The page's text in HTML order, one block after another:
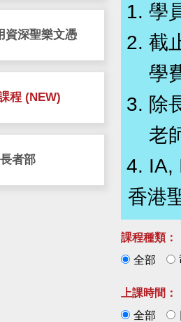
資深聖樂文憑
程 (NEW)
長者部
學
截
學
除
老
IA,
香港
課程種類：
全部
上課時間：
全部